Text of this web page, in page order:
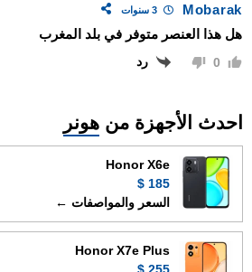
Mobarak
هل هذا العنصر متوفر في بلد المغرب
0 رد
احدث الأجهزة من هونر
Honor X6e
185 $
السعر والمواصفات ←
Honor X7e Plus